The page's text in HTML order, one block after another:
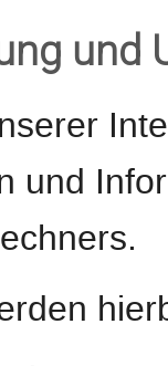
und
und